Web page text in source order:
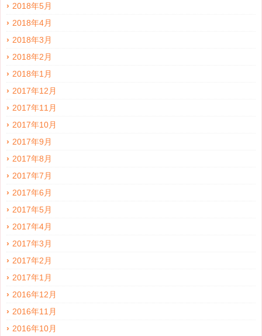
2018年5月
2018年4月
2018年3月
2018年2月
2018年1月
2017年12月
2017年11月
2017年10月
2017年9月
2017年8月
2017年7月
2017年6月
2017年5月
2017年4月
2017年3月
2017年2月
2017年1月
2016年12月
2016年11月
2016年10月